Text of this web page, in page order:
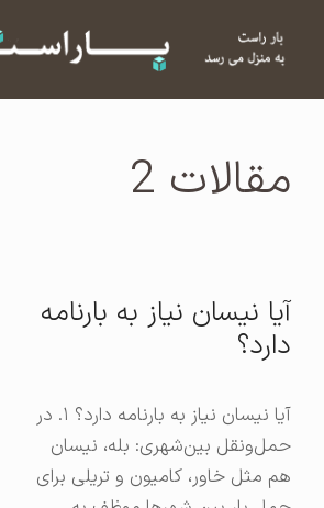
مقالات 2
آیا نیسان نیاز به بارنامه
دارد؟
آیا نیسان نیاز به بارنامه دارد؟ ۱. در
حمل‌ونقل بین‌شهری: بله، نیسان
هم مثل خاور، کامیون و تریلی برای